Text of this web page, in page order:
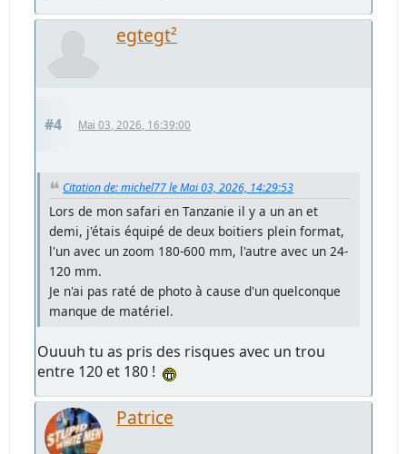
egtegt²
#4 Mai 03, 2026, 16:39:00
Citation de: michel77 le Mai 03, 2026, 14:29:53
Lors de mon safari en Tanzanie il y a un an et
demi, j'étais équipé de deux boitiers plein format,
l'un avec un zoom 180-600 mm, l'autre avec un 24-
120 mm.
Je n'ai pas raté de photo à cause d'un quelconque
manque de matériel.
Ouuuh tu as pris des risques avec un trou
entre 120 et 180 !
Patrice